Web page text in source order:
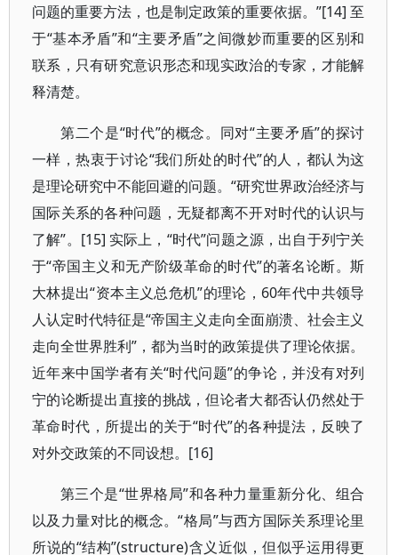
问题的重要方法，也是制定政策的重要依据。”[14] 至
于“基本矛盾”和“主要矛盾”之间微妙而重要的区别和
联系，只有研究意识形态和现实政治的专家，才能解
释清楚。
第二个是“时代”的概念。同对“主要矛盾”的探讨
一样，热衷于讨论“我们所处的时代”的人，都认为这
是理论研究中不能回避的问题。“研究世界政治经济与
国际关系的各种问题，无疑都离不开对时代的认识与
了解”。[15] 实际上，“时代”问题之源，出自于列宁关
于“帝国主义和无产阶级革命的时代”的著名论断。斯
大林提出“资本主义总危机”的理论，60年代中共领导
人认定时代特征是“帝国主义走向全面崩溃、社会主义
走向全世界胜利”，都为当时的政策提供了理论依据。
近年来中国学者有关“时代问题”的争论，并没有对列
宁的论断提出直接的挑战，但论者大都否认仍然处于
革命时代，所提出的关于“时代”的各种提法，反映了
对外交政策的不同设想。[16]
第三个是“世界格局”和各种力量重新分化、组合
以及力量对比的概念。“格局”与西方国际关系理论里
所说的“结构”(structure)含义近似，但似乎运用得更